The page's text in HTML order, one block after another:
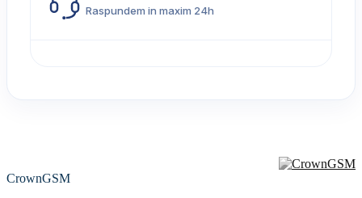
Raspundem in maxim 24h
CrownGSM